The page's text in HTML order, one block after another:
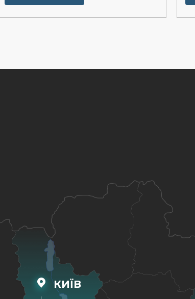
КИЇВ